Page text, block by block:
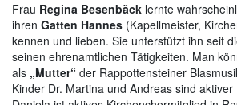
Frau Regina Besenbäck lernte
ihren Gatten Hannes (Kapellmeister,
kennen und lieben. Sie unterstützt ihn seit
seinen ehrenamtlichen Tätigkeiten. Man
als „Mutter“ der Rappottensteiner
Kinder Dr. Martina und Andreas sind